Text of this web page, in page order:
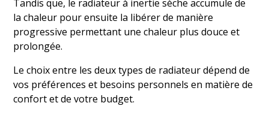
Tandis que, le radiateur à inertie sèche accumule de
la chaleur pour ensuite la libérer de manière
progressive permettant une chaleur plus douce et
prolongée.
Le choix entre les deux types de radiateur dépend de
vos préférences et besoins personnels en matière de
confort et de votre budget.